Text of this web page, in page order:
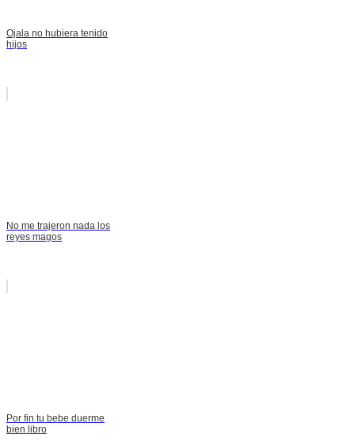
Ojala no hubiera tenido
hijos
No me trajeron nada los
reyes magos
Por fin tu bebe duerme
bien libro